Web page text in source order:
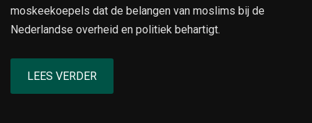
moskeekoepels dat de belangen van moslims bij de
Nederlandse overheid en politiek behartigt.
LEES VERDER